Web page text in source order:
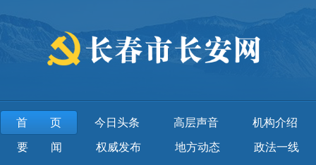
首页 今日头条 高层声音 机构介绍
要 闻 权威发布 地方动态 政法一线